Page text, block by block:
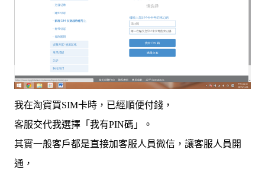
我在淘寶買SIM卡時，已經順便付錢，
客服交代我選擇「我有PIN碼」。
其實一般客戶都是直接加客服人員微信，讓客服人員開
通，